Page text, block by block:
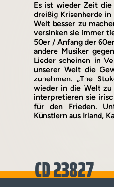
Es ist wieder Zeit
dreißig Krisenherde
Welt besser zu
versinken sie immer
50er / Anfang der
andere Musiker
Lieder scheinen in
unserer Welt die
zunehmen. „The
wieder in die Welt zu
interpretieren sie
für den Frieden.
Künstlern aus Irland,
CD 23827